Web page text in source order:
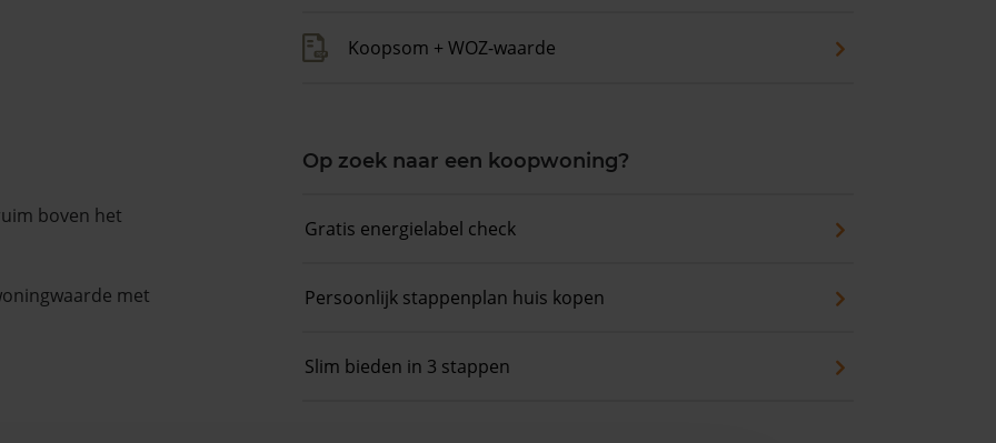
boven het
met
Koopsom + WOZ-waarde
Op zoek naar een koopwoning?
Gratis energielabel check
Persoonlijk stappenplan huis kopen
Slim bieden in 3 stappen